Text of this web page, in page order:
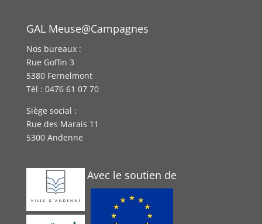
GAL Meuse@Campagnes
Nos bureaux :
Rue Goffin 3
5380 Fernelmont
Tél : 0476 61 07 70
Siège social :
Rue des Marais 11
5300 Andenne
Avec le soutien de